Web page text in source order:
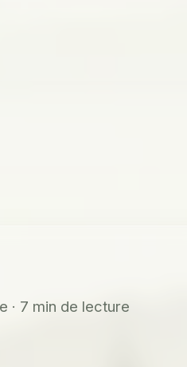
· 7 min de lecture